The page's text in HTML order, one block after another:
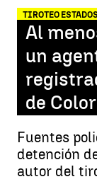
TIROTEO
Al
un
de
Fuentes
detención
autor del